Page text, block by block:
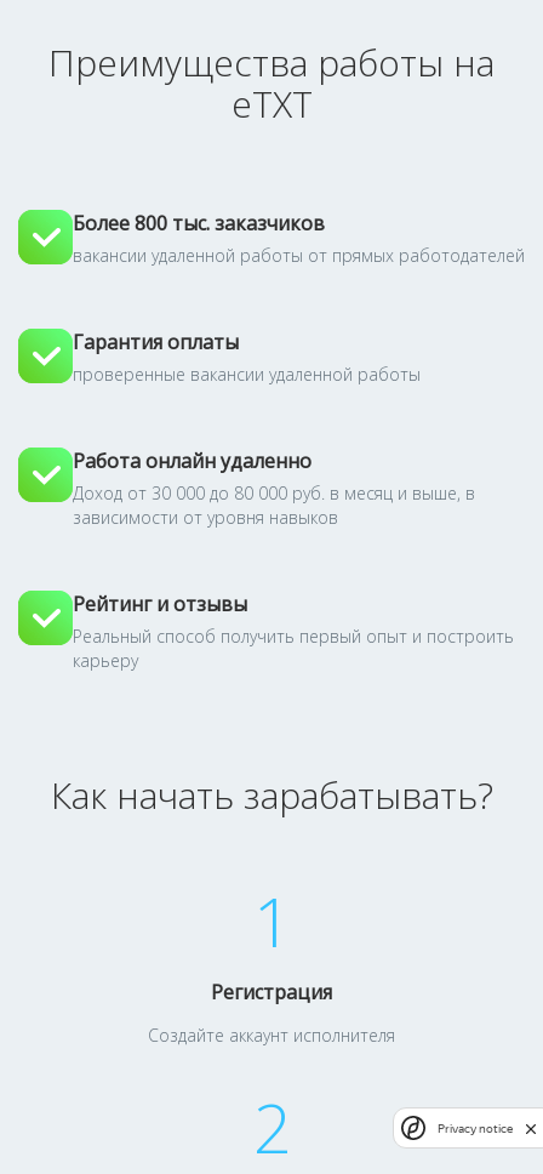
Преимущества работы на
eTXT
Более 800 тыс. заказчиков
вакансии удаленной работы от прямых работодателей
Гарантия оплаты
проверенные вакансии удаленной работы
Работа онлайн удаленно
Доход от 30 000 до 80 000 руб. в месяц и выше, в
зависимости от уровня навыков
Рейтинг и отзывы
Реальный способ получить первый опыт и построить
карьеру
Как начать зарабатывать?
1
Регистрация
Создайте аккаунт исполнителя
2 Privacy notice